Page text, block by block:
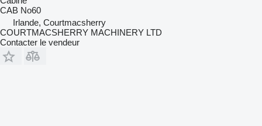
CAB No60
Irlande, Courtmacsherry
COURTMACSHERRY MACHINERY LTD
Contacter le vendeur